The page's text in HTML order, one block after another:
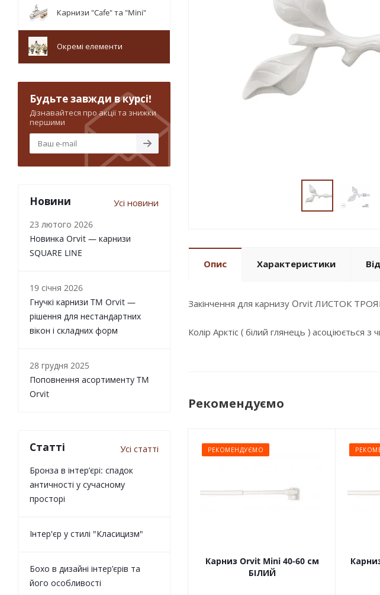
Опис Характеристики
Закінчення для карнизу Orvit ЛИСТОК
Колір Арктіс ( білий глянець ) асоціюється
Рекомендуємо
РЕКОМЕНДУЄМО
Карниз Orvit Mini 40-60 см
БІЛИЙ
Карнизи "Cafe" та "Mini"
Окремі елементи
Будьте завжди в курсі!
Дізнавайтеся про акції та знижки
першими
Новини Усі новини
23 лютого 2026
Новинка Orvit — карнизи
SQUARE LINE
19 січня 2026
Гнучкі карнизи TM Orvit —
рішення для нестандартних
вікон і складних форм
28 грудня 2025
Поповнення асортименту TM
Orvit
Статті Усі статті
Бронза в інтер’єрі: спадок
античності у сучасному
просторі
Інтер'єр у стилі "Класицизм"
Бохо в дизайні інтер’єрів та
його особливості